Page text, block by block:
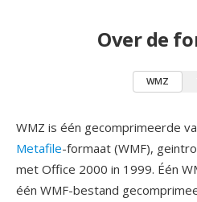
Over de
WMZ
WMZ is één gecomprimeerde
Metafile-formaat (WMF),
met Office 2000 in 1999. Één
één WMF-bestand